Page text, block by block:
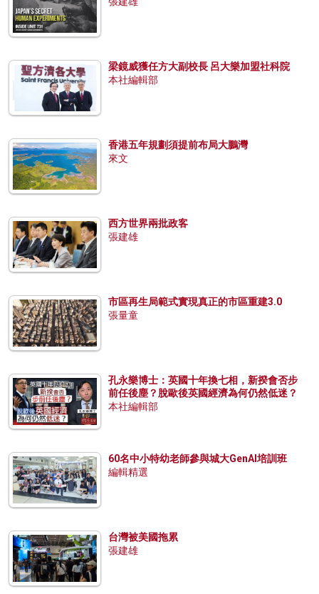
梁鏡威獲任方大副校長 呂大樂加盟社科院
本社編輯部
香港五年規劃須提前布局大鵬灣
來文
西方世界兩批政客
張建雄
市區再生局範式實現真正的市區重建3.0
張量童
孔永樂博士：英國十年換七相，新揆會否步
前任後塵？脫歐後英國經濟為何仍然低迷？
本社編輯部
60名中小特幼老師參與城大GenAI培訓班
編輯精選
台灣被美國拖累
張建雄